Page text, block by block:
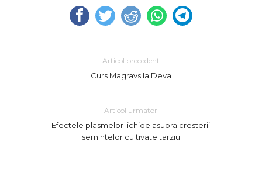
Articol precedent
Curs Magravs la Deva
Articol urmator
Efectele plasmelor lichide asupra cresterii
semintelor cultivate tarziu